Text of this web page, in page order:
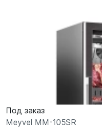
Под заказ
Meyvel MM-105SR